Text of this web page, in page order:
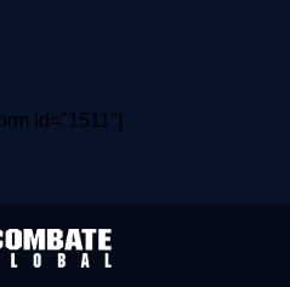
id="1511"]